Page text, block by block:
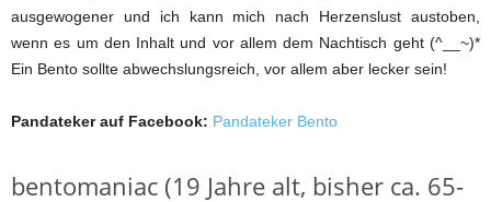
ausgewogener und ich kann mich nach Herzenslust austoben,
wenn es um den Inhalt und vor allem dem Nachtisch geht (^__~)*
Ein Bento sollte abwechslungsreich, vor allem aber lecker sein!
Pandateker auf Facebook: Pandateker Bento
bentomaniac (19 Jahre alt, bisher ca. 65-